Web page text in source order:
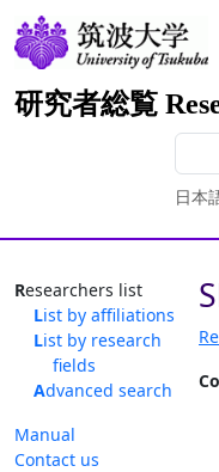
研究者総覧
日本
Researchers list
List by affiliations
List by research
fields
Advanced search
Manual
Contact us